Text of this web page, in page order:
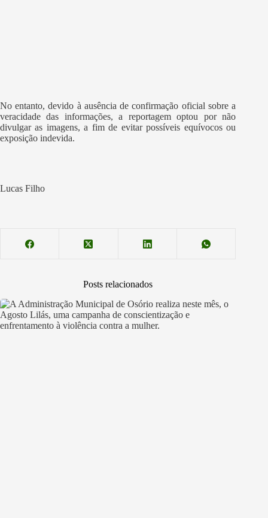
No entanto, devido à ausência de confirmação oficial sobre a
veracidade das informações, a reportagem optou por não
divulgar as imagens, a fim de evitar possíveis equívocos ou
exposição indevida.
Lucas Filho
Posts relacionados